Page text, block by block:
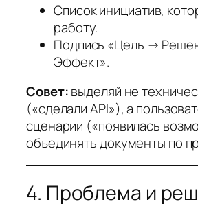
Список инициатив,
работу.
Подпись «Цель →
Эффект».
Совет:выделяй не
(«сделали API»), а
сценарии («появилась
объединять документы по
4. Проблема и